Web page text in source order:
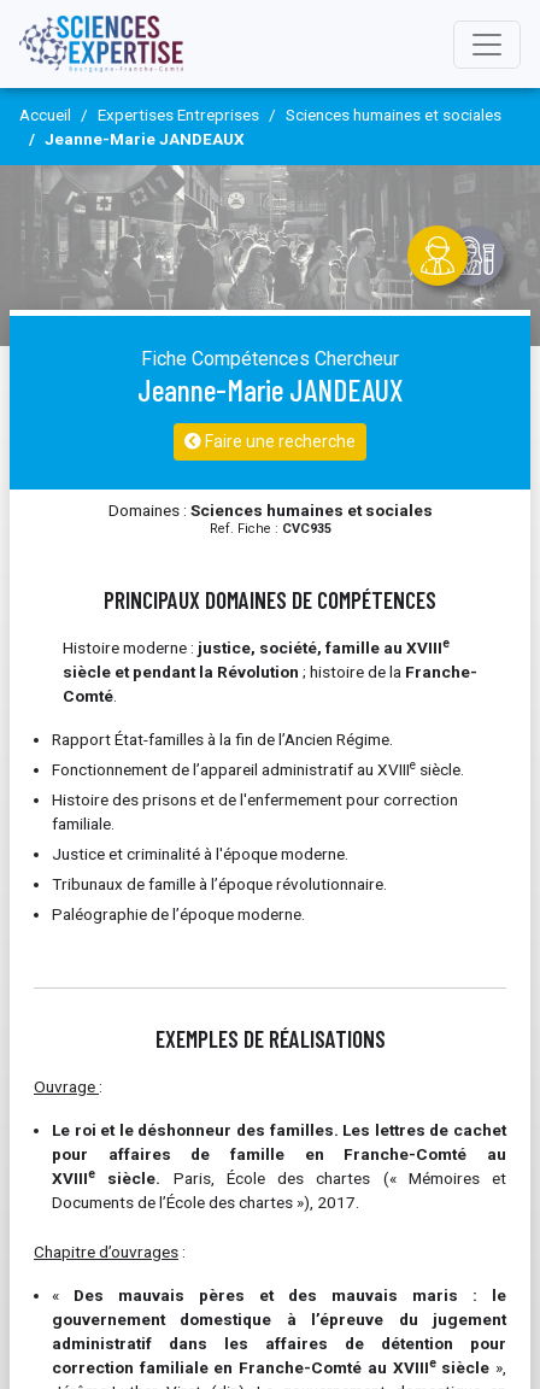
Accueil Expertises Entreprises
Sciences humaines et sociales
Jeanne-Marie JANDEAUX
Fiche Compétences Chercheur
Jeanne-Marie JANDEAUX
Faire une recherche
Domaines : Sciences humaines et sociales
Ref. Fiche : CVC935
PRINCIPAUX DOMAINES DE COMPÉTENCES
Histoire moderne : justice, société, famille au XVIIIe
siècle et pendant la Révolution ; histoire de la Franche-
Comté
Rapport État-familles à la fin de l’Ancien Régime.
Fonctionnement de l’appareil administratif au XVIIIe siècle.
Histoire des prisons et de l'enfermement pour correction
familiale.
Justice et criminalité à l'époque moderne.
Tribunaux de famille à l’époque révolutionnaire.
Paléographie de l’époque moderne.
EXEMPLES DE RÉALISATIONS
Ouvrage :
Le roi et le déshonneur des familles. Les lettres de cachet
pour affaires de famille en Franche-Comté au
XVIIIe siècle. Paris, École des chartes (« Mémoires et
Documents de l’École des chartes »), 2017.
Chapitre d’ouvrages :
« Des mauvais pères et des mauvais maris : le
gouvernement domestique à l’épreuve du jugement
administratif dans les affaires de détention pour
correction familiale en Franche-Comté au XVIIIesiècle »,